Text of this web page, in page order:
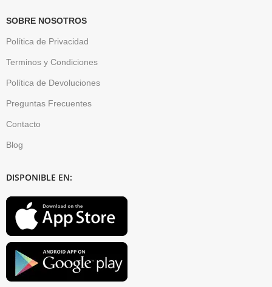
SOBRE NOSOTROS
Política de Privacidad
Terminos y Condiciones
Política de Devoluciones
Preguntas Frecuentes
Contacto
Blog
DISPONIBLE EN: